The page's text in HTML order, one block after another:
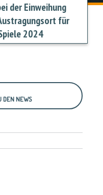
der Einweihung
für
2024
DEN NEWS